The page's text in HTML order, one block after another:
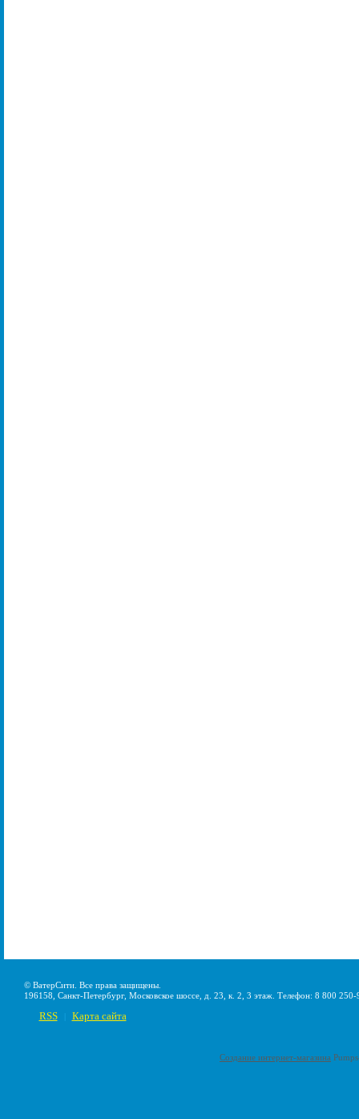
© ВатерСити. Все права защищены.
196158, Санкт-Петербург, Московское шоссе, д. 23, к. 2, 3 этаж. Телефон: 8 800
RSS Карта сайта
Создание интернет-магазина